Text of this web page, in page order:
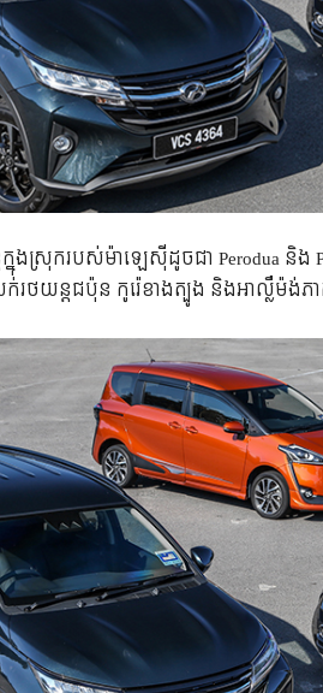
ស្រុក​របស់​ម៉ាឡេស៊ី​ដូច​ជា​ Perodua និង
ន្ត​ជប៉ុន កូរ៉េ​ខាង​ត្បូង និង​អាល្លឺម៉ង់​ភាគ​